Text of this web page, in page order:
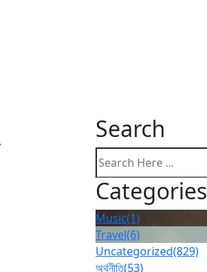
Search
Categories
Music(1)
Travel(6)
Uncategorized(829)
অর্থনীতি(53)